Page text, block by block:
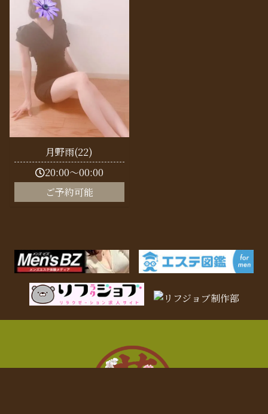
月野雨(22)
20:00～00:00
ご予約可能